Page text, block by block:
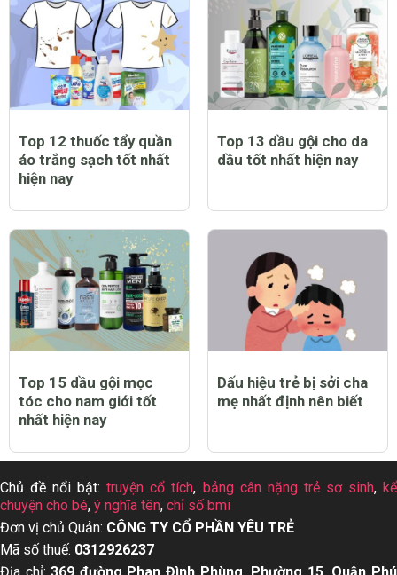
Trẻ bị sởi có biểu hiện
như thế nào?
Top 12 máy chạy bộ tại
nhà tốt nhất hiện nay
áo trắng sạch tốt nhất
hiện nay
dầu tốt nhất hiện nay